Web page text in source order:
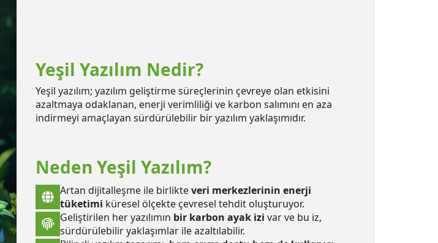
Yeşil Yazılım Nedir?
Yeşil yazılım; yazılım geliştirme süreçlerinin çevreye olan etkisini
azaltmaya odaklanan, enerji verimliliği ve karbon salımını en aza
indirmeyi amaçlayan sürdürülebilir bir yazılım yaklaşımıdır.
Neden Yeşil Yazılım?
Artan dijitalleşme ile birlikteveri merkezlerinin enerji
tüketimi küresel ölçekte çevresel tehdit oluşturuyor.
Geliştirilen her yazılımın bir karbon ayak izi var ve bu iz,
sürdürülebilir yaklaşımlar ile azaltılabilir.